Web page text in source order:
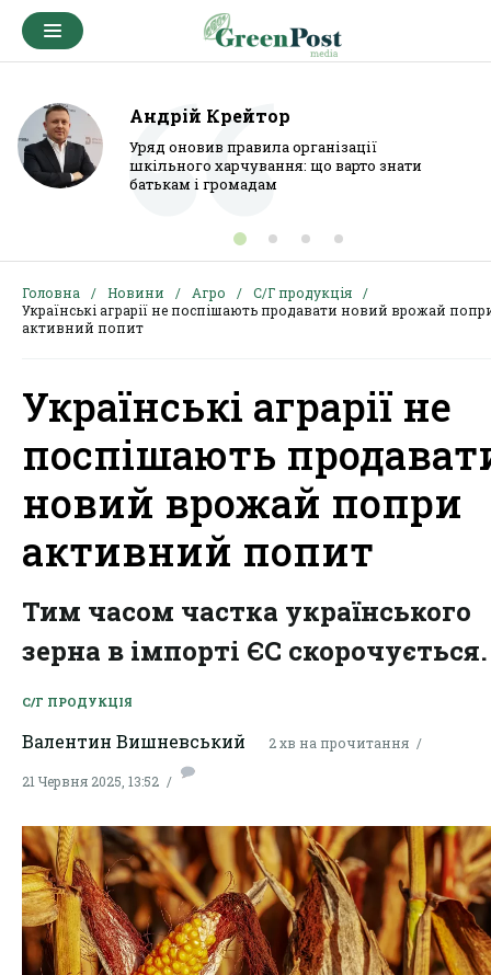
Андрій Крейтор
Уряд оновив правила організації
шкільного харчування: що варто знати
батькам і громадам
Головна Новини Агро
С/Г продукція
Українські аграрії не поспішають продавати новий врожай
активний попит
Українські аграрії не
поспішають
новий врожай попри
активний попит
Тим часом частка українського
зерна в імпорті ЄС скорочується.
С/Г ПРОДУКЦІЯ
Валентин Вишневський 2 хв на прочитання
21 Червня 2025, 13:52